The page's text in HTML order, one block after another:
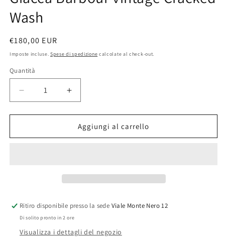
Wash
Prezzo
di
€180,00 EUR
Imposte incluse. Spese di spedizione calcolate al check-out.
Quantità
Quantità
Diminuisci
quantità
per
Barbour
Aumenta
quantità
per
Giacca
Barbour
Aggiungi al carrello
Ritiro disponibile presso la sede Viale Monte Nero 12
Di solito pronto in 2 ore
Visualizza i dettagli del negozio